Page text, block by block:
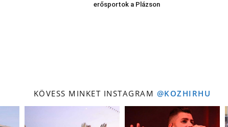
erősportok a Plázson
KÖVESS MINKET INSTAGRAM @KOZHIRHU